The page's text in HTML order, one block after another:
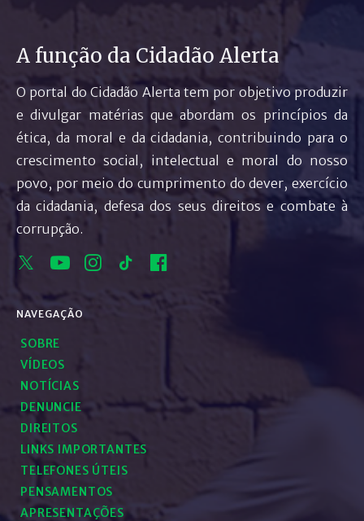
A função da Cidadão Alerta
O portal do Cidadão Alerta tem por objetivo produzir
e divulgar matérias que abordam os princípios da
ética, da moral e da cidadania, contribuindo para o
crescimento social, intelectual e moral do nosso
povo, por meio do cumprimento do dever, exercício
da cidadania, defesa dos seus direitos e combate à
corrupção.
NAVEGAÇÃO
SOBRE
VÍDEOS
NOTÍCIAS
DENUNCIE
DIREITOS
LINKS IMPORTANTES
TELEFONES ÚTEIS
PENSAMENTOS
APRESENTAÇÕES